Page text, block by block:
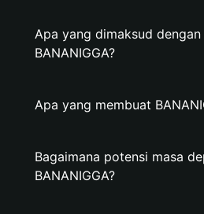
Apa yang dimaksud
BANANIGGA?
Apa yang membuat
Bagaimana potensi masa
BANANIGGA?